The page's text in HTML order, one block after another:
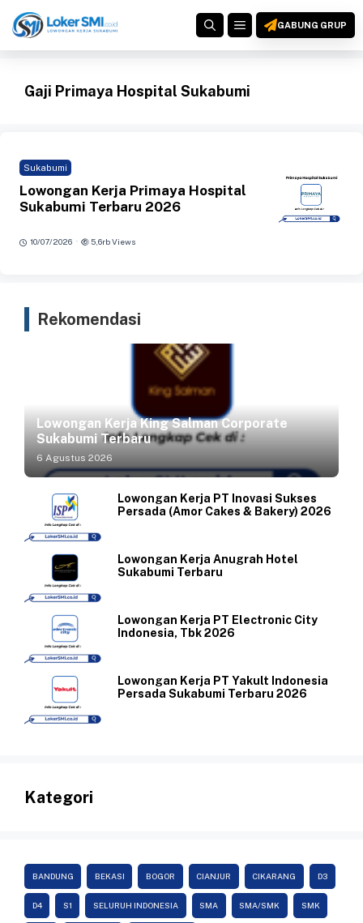
ke
MENUGABUNG GRUP
Gaji Primaya Hospital Sukabumi
Sukabumi
Lowongan Kerja Primaya Hospital
Sukabumi Terbaru 2026
10/07/2026 · 5,6rb Views
Rekomendasi
Lowongan Kerja King Salman Corporate
Sukabumi Terbaru
6 Agustus 2026
Lowongan Kerja PT Inovasi Sukses
Persada (Amor Cakes & Bakery) 2026
Lowongan Kerja Anugrah Hotel
Sukabumi Terbaru
Lowongan Kerja PT Electronic City
Indonesia, Tbk 2026
Lowongan Kerja PT Yakult Indonesia
Persada Sukabumi Terbaru 2026
Kategori
BANDUNG BEKASI BOGOR CIANJUR CIKARANG D3
D4 S1 SELURUH INDONESIA SMA SMA/SMK SMK